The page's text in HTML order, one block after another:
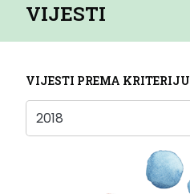
VIJESTI
VIJESTI PREMA KRITERIJU